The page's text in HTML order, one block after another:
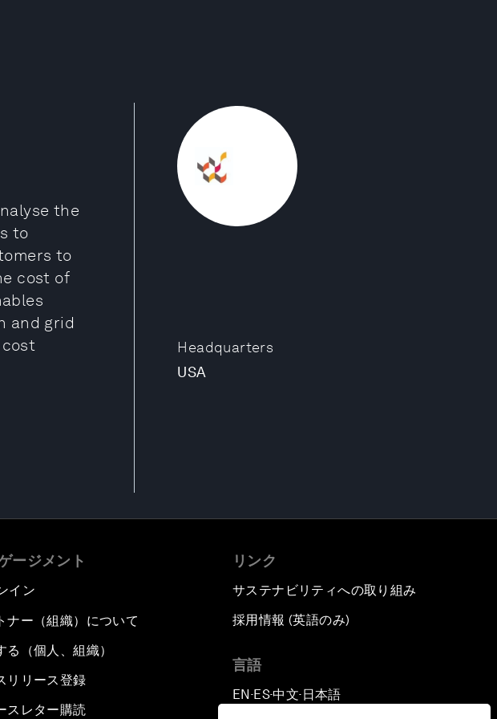
Headquarters
USA
the
to
to
cost of
and grid
ージメント
イン
ナー（組織）について
る（個人、組織）
リリース登録
スレター購読
リンク
サステナビリティへの取り組み
採用情報 (英語のみ)
言語
EN ▪ES▪中文▪ 日本語